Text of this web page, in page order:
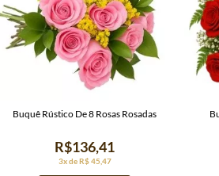
3x de R$ 45,47
R$136,41
Buquê Rústico De 8 Rosas Rosadas